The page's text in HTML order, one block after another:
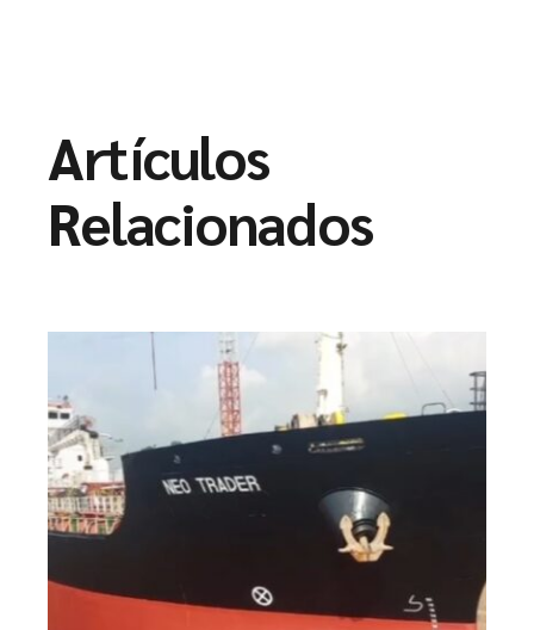
Artículos
Relacionados